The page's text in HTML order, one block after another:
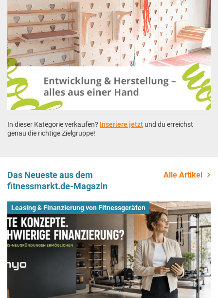
In dieser Kategorie verkaufen? Inseriere jetzt und du erreichst
genau die richtige Zielgruppe!
Das Neueste aus dem
fitnessmarkt.de-Magazin
Alle Artikel
Leasing & Finanzierung von Fitnessgeräten